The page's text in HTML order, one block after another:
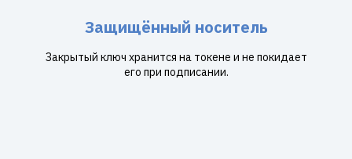
Защищённый носитель
Закрытый ключ хранится на токене и не покидает
его при подписании.